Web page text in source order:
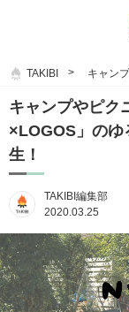
TAKIBI キャン
キャンプやピク
×LOGOS」のゆ
生！
TAKIBI編集部
2020.03.25